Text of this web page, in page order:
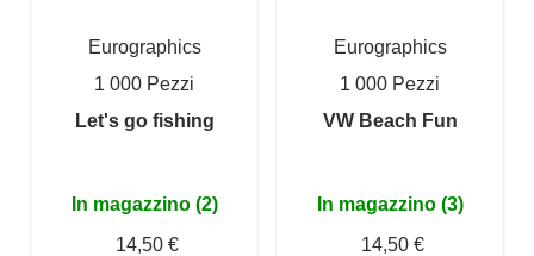
Eurographics
1 000 Pezzi
Let's go fishing
In magazzino (2)
14,50 €
Eurographics
1 000 Pezzi
VW Beach Fun
In magazzino (3)
14,50 €